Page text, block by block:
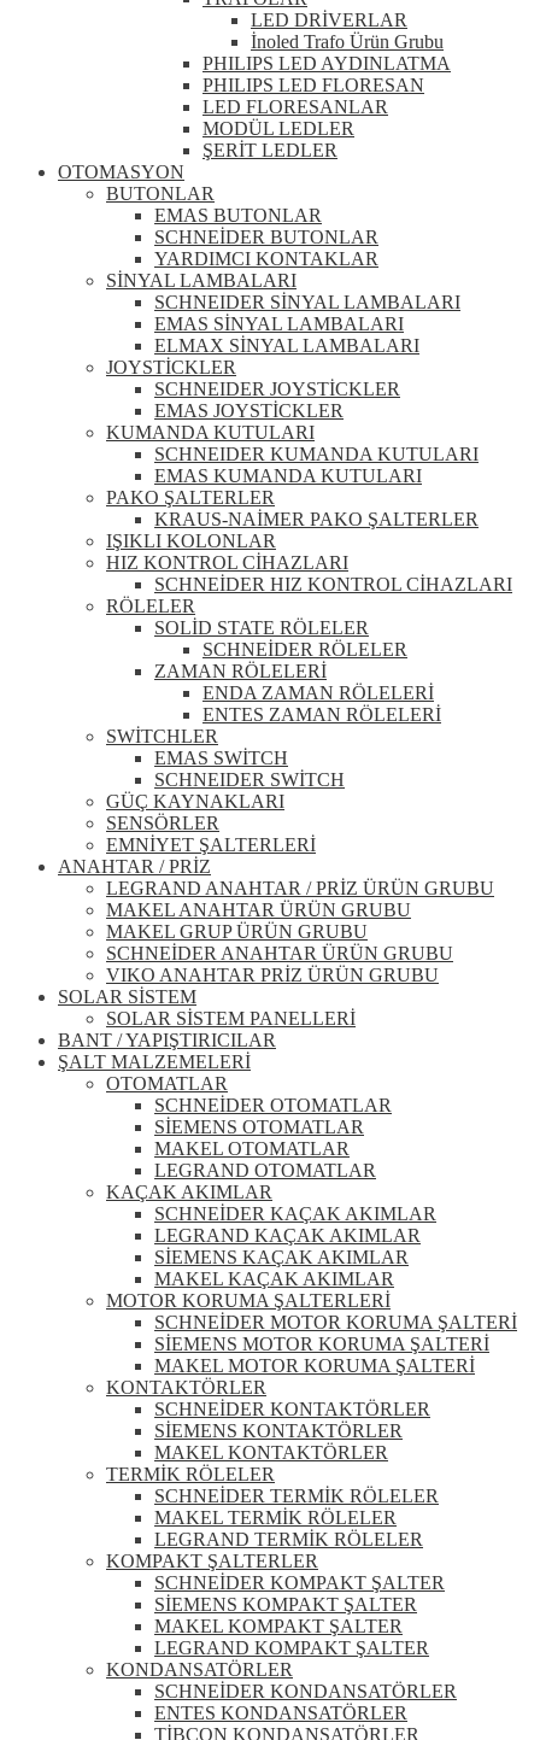
LED DRİVERLAR
İnoled Trafo Ürün Grubu
PHILIPS LED AYDINLATMA
PHILIPS LED FLORESAN
LED FLORESANLAR
MODÜL LEDLER
ŞERİT LEDLER
OTOMASYON
BUTONLAR
EMAS BUTONLAR
SCHNEİDER BUTONLAR
YARDIMCI KONTAKLAR
SİNYAL LAMBALARI
SCHNEIDER SİNYAL LAMBALARI
EMAS SİNYAL LAMBALARI
ELMAX SİNYAL LAMBALARI
JOYSTİCKLER
SCHNEIDER JOYSTİCKLER
EMAS JOYSTİCKLER
KUMANDA KUTULARI
SCHNEIDER KUMANDA KUTULARI
EMAS KUMANDA KUTULARI
PAKO ŞALTERLER
KRAUS-NAİMER PAKO ŞALTERLER
IŞIKLI KOLONLAR
HIZ KONTROL CİHAZLARI
SCHNEİDER HIZ KONTROL CİHAZLARI
RÖLELER
SOLİD STATE RÖLELER
SCHNEİDER RÖLELER
ZAMAN RÖLELERİ
ENDA ZAMAN RÖLELERİ
ENTES ZAMAN RÖLELERİ
SWİTCHLER
EMAS SWİTCH
SCHNEIDER SWİTCH
GÜÇ KAYNAKLARI
SENSÖRLER
EMNİYET ŞALTERLERİ
ANAHTAR / PRİZ
LEGRAND ANAHTAR / PRİZ ÜRÜN GRUBU
MAKEL ANAHTAR ÜRÜN GRUBU
MAKEL GRUP ÜRÜN GRUBU
SCHNEİDER ANAHTAR ÜRÜN GRUBU
VIKO ANAHTAR PRİZ ÜRÜN GRUBU
SOLAR SİSTEM
SOLAR SİSTEM PANELLERİ
BANT / YAPIŞTIRICILAR
ŞALT MALZEMELERİ
OTOMATLAR
SCHNEİDER OTOMATLAR
SİEMENS OTOMATLAR
MAKEL OTOMATLAR
LEGRAND OTOMATLAR
KAÇAK AKIMLAR
SCHNEİDER KAÇAK AKIMLAR
LEGRAND KAÇAK AKIMLAR
SİEMENS KAÇAK AKIMLAR
MAKEL KAÇAK AKIMLAR
MOTOR KORUMA ŞALTERLERİ
SCHNEİDER MOTOR KORUMA ŞALTERİ
SİEMENS MOTOR KORUMA ŞALTERİ
MAKEL MOTOR KORUMA ŞALTERİ
KONTAKTÖRLER
SCHNEİDER KONTAKTÖRLER
SİEMENS KONTAKTÖRLER
MAKEL KONTAKTÖRLER
TERMİK RÖLELER
SCHNEİDER TERMİK RÖLELER
MAKEL TERMİK RÖLELER
LEGRAND TERMİK RÖLELER
KOMPAKT ŞALTERLER
SCHNEİDER KOMPAKT ŞALTER
SİEMENS KOMPAKT ŞALTER
MAKEL KOMPAKT ŞALTER
LEGRAND KOMPAKT ŞALTER
KONDANSATÖRLER
SCHNEİDER KONDANSATÖRLER
ENTES KONDANSATÖRLER
TİBCON KONDANSATÖRLER